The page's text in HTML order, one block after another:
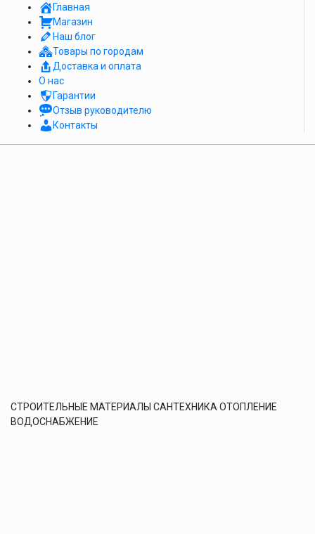
Главная
Магазин
Наш блог
Товары по городам
Доставка и оплата
О нас
Гарантии
Отзыв руководителю
Контакты
СТРОИТЕЛЬНЫЕ МАТЕРИАЛЫ САНТЕХНИКА ОТОПЛЕНИЕ
ВОДОСНАБЖЕНИЕ